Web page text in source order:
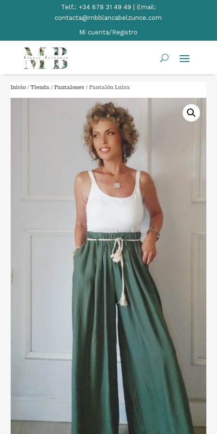
Telf.: +34 678 31 49 49 | Email:
contacta@mbblancabelzunce.com
Mi cuenta/Registro
Inicio /Tienda /Pantalones / Pantalón Luisa